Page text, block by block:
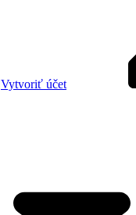
Vytvoriť účet